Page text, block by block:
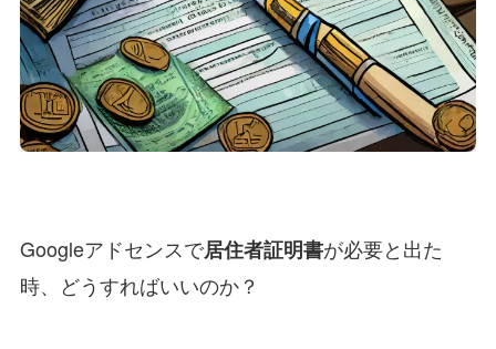
Googleアドセンスで居住者証明書が必要と出た
時、どうすればいいのか？